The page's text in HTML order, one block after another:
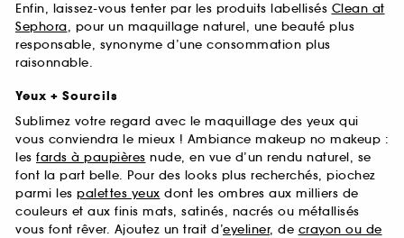
Enfin, laissez-vous tenter par les produits labellisés Clean at
Sephora, pour un maquillage naturel, une beauté plus
responsable, synonyme d’une consommation plus
raisonnable.
Yeux + Sourcils
Sublimez votre regard avec le maquillage des yeux qui
vous conviendra le mieux ! Ambiance makeup no makeup :
les fards à paupières nude, en vue d’un rendu naturel, se
font la part belle. Pour des looks plus recherchés, piochez
parmi les palettes yeux dont les ombres aux milliers de
couleurs et aux finis mats, satinés, nacrés ou métallisés
vous font rêver. Ajoutez un trait d’eyeliner, de crayon ou de